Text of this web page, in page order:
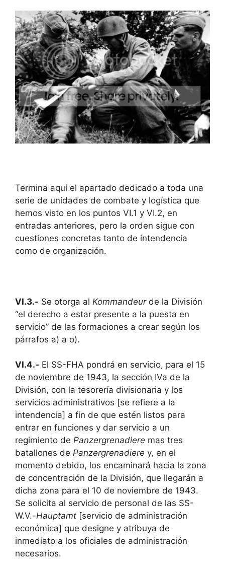
Termina aquí el apartado dedicado a toda una
serie de unidades de combate y logística que
hemos visto en los puntos VI.1 y VI.2, en
entradas anteriores, pero la orden sigue con
cuestiones concretas tanto de intendencia
como de organización.
VI.3.- Se otorga al Kommandeurde la División
“el derecho a estar presente a la puesta en
servicio” de las formaciones a crear según los
párrafos a) a o).
VI.4.- El SS-FHA pondrá en servicio, para el 15
de noviembre de 1943, la sección IVa de la
División, con la tesorería divisionaria y los
servicios administrativos [se refiere a la
intendencia] a fin de que estén listos para
entrar en funciones y dar servicio a un
regimiento de Panzergrenadiere mas tres
batallones de Panzergrenadiere y, en el
momento debido, los encaminará hacia la zona
de concentración de la División, que llegarán a
dicha zona para el 10 de noviembre de 1943.
Se solicita al servicio de personal de las SS-
W.V.-Hauptamt [servicio de administración
económica] que designe y atribuya de
inmediato a los oficiales de administración
necesarios.